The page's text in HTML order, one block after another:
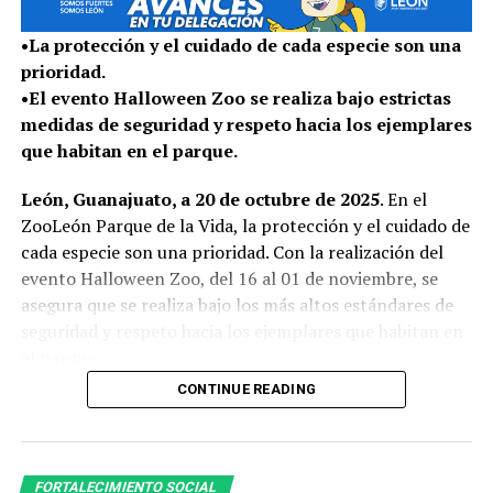
como Francia, España, Alemania, Bélgica, Países Bajos,
Reino Unido, Suiza, Lituania, Luxemburgo, Italia y Japón,
entre otros.
El FIG representa uno de los principales motores
turísticos y económicos de León y en esta edición se
pesos, así como la generación de 300 empleos directos y
4 mil 500 indirectos, beneficiando al comercio local.
Con infraestructura de primer nivel, una gran oferta
hotelera y restaurantera León se proyecta como una
foráneos, entre visitantes estatales, nacionales e
internacionales, y se estima una ocupación hotelera
cercana al 90%.
•La protección y el cuidado de cada especie son una
prioridad.
•El evento Halloween Zoo se realiza bajo estrictas
medidas de seguridad y respeto hacia los ejemplares
que habitan en el parque.
León, Guanajuato, a 20 de octubre de 2025. En el
ZooLeón Parque de la Vida, la protección y el cuidado de
cada especie son una prioridad. Con la realización del
evento Halloween Zoo, del 16 al 01 de noviembre, se
asegura que se realiza bajo los más altos estándares de
PROTOCOLO TÉCNICO PARA EL BIENESTAR
El equipo de médicos veterinarios especialistas en fauna
CONTINUE READING
FORTALECIMIENTO SOCIAL